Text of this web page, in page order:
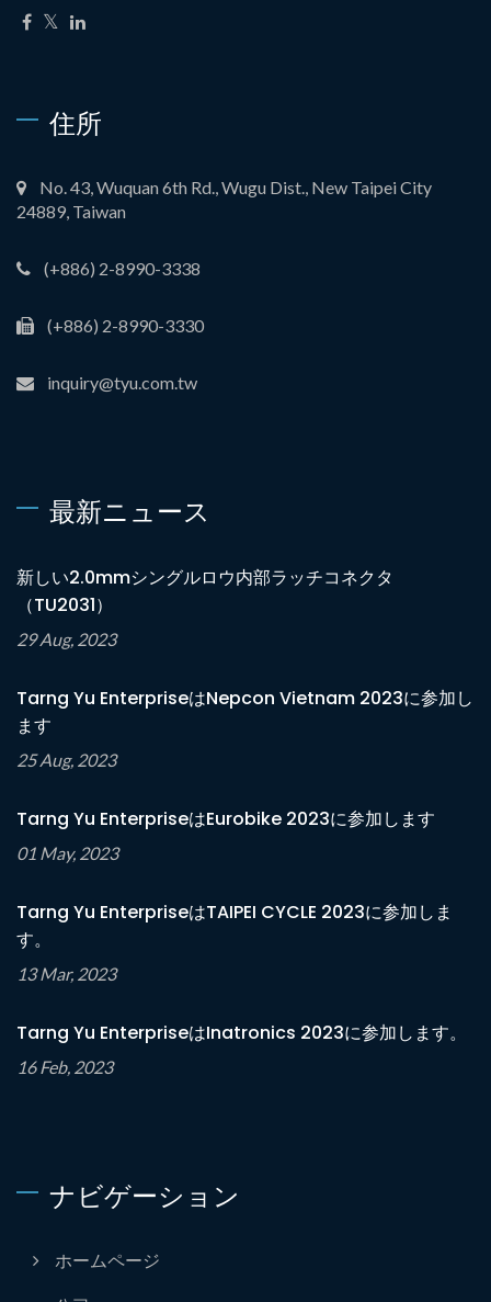
住所
No. 43, Wuquan 6th Rd., Wugu Dist., New Taipei City
24889, Taiwan
(+886) 2-8990-3338
(+886) 2-8990-3330
inquiry@tyu.com.tw
最新ニュース
新しい2.0mmシングルロウ内部ラッチコネクタ
（TU2031）
29 Aug, 2023
Tarng Yu EnterpriseはNepcon Vietnam 2023に参加し
ます
25 Aug, 2023
Tarng Yu EnterpriseはEurobike 2023に参加します
01 May, 2023
Tarng Yu EnterpriseはTAIPEI CYCLE 2023に参加しま
す。
13 Mar, 2023
Tarng Yu EnterpriseはInatronics 2023に参加します。
16 Feb, 2023
ナビゲーション
ホームページ